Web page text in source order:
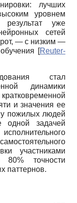
лучших
уровнем
результат уже
сетей
— с низким —
[Reuter-
стал
динамики
и значения ее
у пожилых людей
задачей
участниками
80% точности
паттернов.